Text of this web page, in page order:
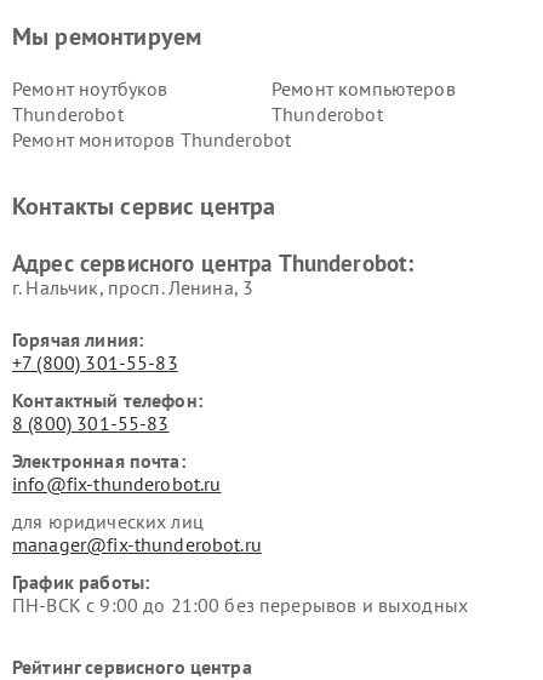
Мы ремонтируем
Ремонт ноутбуков
Thunderobot
Ремонт компьютеров
Thunderobot
Ремонт мониторов Thunderobot
Контакты сервис центра
Адрес сервисного центра Thunderobot:
г. Нальчик, просп. Ленина, 3
Горячая линия:
+7 (800) 301-55-83
Контактный телефон:
8 (800) 301-55-83
Электронная почта:
info@fix-thunderobot.ru
для юридических лиц
manager@fix-thunderobot.ru
График работы:
ПН-ВСК с 9:00 до 21:00 без перерывов и выходных
Рейтинг сервисного центра